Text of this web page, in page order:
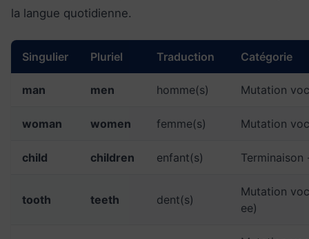
la langue quotidienne.
Singulier Pluriel Traduction Catégorie
man men homme(s) Mutation
woman women femme(s) Mutation
child children enfant(s) Terminaison
tooth teeth dent(s)
Mutation
ee)